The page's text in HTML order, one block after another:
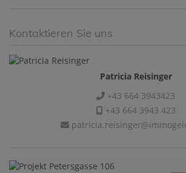
Kontaktieren Sie uns
Patricia Reisinger
+43 664 3943423
+43 664 3943 423